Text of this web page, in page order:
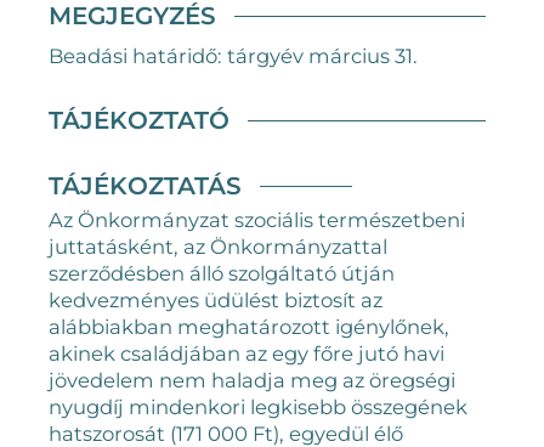
MEGJEGYZÉS
Beadási határidő: tárgyév március 31.
TÁJÉKOZTATÓ
TÁJÉKOZTATÁS
Az Önkormányzat szociális természetbeni
juttatásként, az Önkormányzattal
szerződésben álló szolgáltató útján
kedvezményes üdülést biztosít az
alábbiakban meghatározott igénylőnek,
akinek családjában az egy főre jutó havi
jövedelem nem haladja meg az öregségi
nyugdíj mindenkori legkisebb összegének
hatszorosát (171 000 Ft), egyedül élő